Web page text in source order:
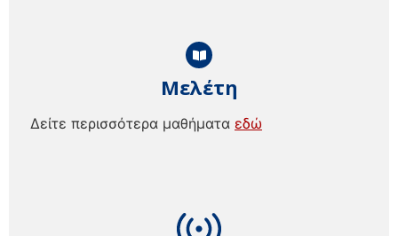
Μελέτη
Δείτε περισσότερα μαθήματα εδώ